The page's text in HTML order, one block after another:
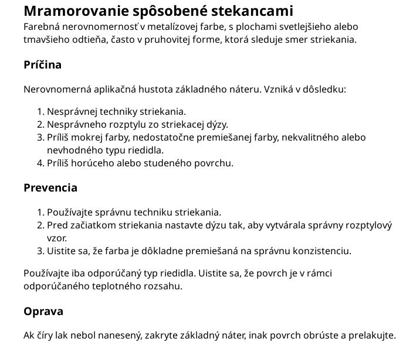
Mramorovanie spôsobené stekancami
Farebná nerovnomernosť v metalízovej farbe, s plochami svetlejšieho alebo
tmavšieho odtieňa, často v pruhovitej forme, ktorá sleduje smer striekania.
Príčina
Nerovnomerná aplikačná hustota základného náteru. Vzniká v dôsledku:
Nesprávnej techniky striekania.
Nesprávneho rozptylu zo striekacej dýzy.
Príliš mokrej farby, nedostatočne premiešanej farby, nekvalitného alebo
nevhodného typu riedidla.
Príliš horúceho alebo studeného povrchu.
Prevencia
Používajte správnu techniku striekania.
Pred začiatkom striekania nastavte dýzu tak, aby vytvárala správny rozptylový
vzor.
Uistite sa, že farba je dôkladne premiešaná na správnu konzistenciu.
Používajte iba odporúčaný typ riedidla. Uistite sa, že povrch je v rámci
odporúčaného teplotného rozsahu.
Oprava
Ak číry lak nebol nanesený, zakryte základný náter, inak povrch obrúste a prelakujte.